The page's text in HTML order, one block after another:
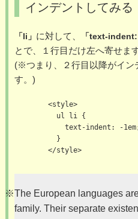
インデントしてみる
「li」 に対して、 「text-indent:
とで、１行目だけ左へ寄せます
(※つまり、２行目以降がイン
す。)
        <style>
          ul li {
text-indent: -
          }
        </style>
※The European languages
family. Their separate